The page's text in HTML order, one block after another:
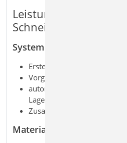
Leistungsmerkmale
Schneideskizze,
System
Erstellung von
Vorgabe von Positionen
automatisches Verteilen der
Lagermatten
Zusammenstellung der
Material